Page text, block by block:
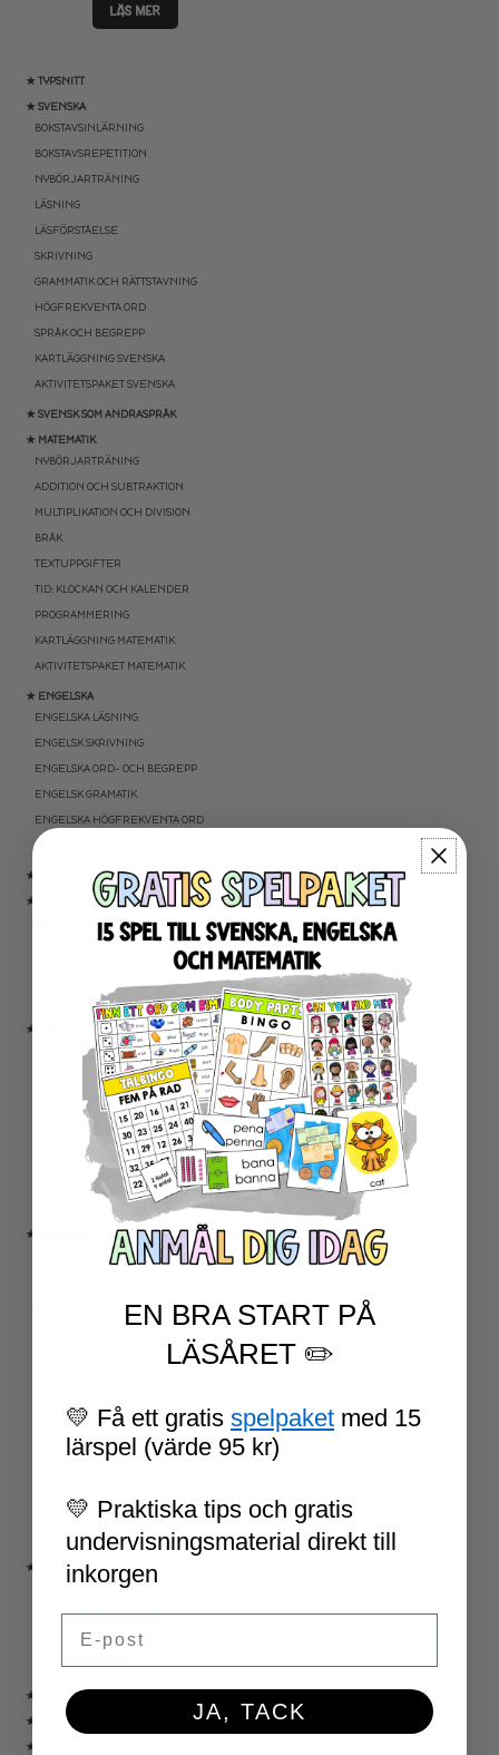
★ TYPSNITT
★ SVENSKA
BOKSTAVSINLÄRNING
BOKSTAVSREPETITION
NYBÖRJARTRÄNING
LÄSNING
LÄSFÖRSTÅELSE
SKRIVNING
GRAMMATIK OCH RÄTTSTAVNING
HÖGFREKVENTA ORD
SPRÅK OCH BEGREPP
KARTLÄGGNING SVENSKA
AKTIVITETSPAKET SVENSKA
★ SVENSK SOM ANDRASPRÅK
★ MATEMATIK
NYBÖRJARTRÄNING
ADDITION OCH SUBTRAKTION
MULTIPLIKATION OCH DIVISION
BRÅK
TEXTUPPGIFTER
TID: KLOCKAN OCH KALENDER
PROGRAMMERING
KARTLÄGGNING MATEMATIK
AKTIVITETSPAKET MATEMATIK
★ ENGELSKA
ENGELSKA LÄSNING
ENGELSK SKRIVNING
ENGELSKA ORD- OCH BEGREPP
ENGELSK GRAMATIK
ENGELSKA HÖGFREKVENTA ORD
ENGELSK MUNTLIGA FÄRDIGHET
★ UTOMHUSPEDAGOGIK
★ ANDRA ÄMNEN
SOCIALA FÄRDIGHETER
RELIGIONSKUNSKAP
★ SERIER
ESCAPE ROOMS
UPPGIFTSKORT SVENSKA
NIVÅINDELADE LÄSTEXTER
LÄSKORT FAKTA
VI SKRIVER
SPRÅKSPIRALEN
MATTESPIRALEN
★ SÄSONG OCH HÖGTIDER
100 SKOLDAGAR
TERMINSAVSLUT
★ LÄRARVERKTYG
KLASSRUMSDEKORATION
KLASSRUMSLEDARSKAP
KLASSRUMSORGANISATION
LÄRARKALENDER
★ SPEL
★ GRATIS
★ LICENSER
LÄS MER
EN BRA START PÅ
LÄSÅRET ✏️
💛 Få ett gratis spelpaket med 15
lärspel (värde 95 kr)
💛 Praktiska tips och gratis
undervisningsmaterial direkt till
inkorgen
JA, TACK